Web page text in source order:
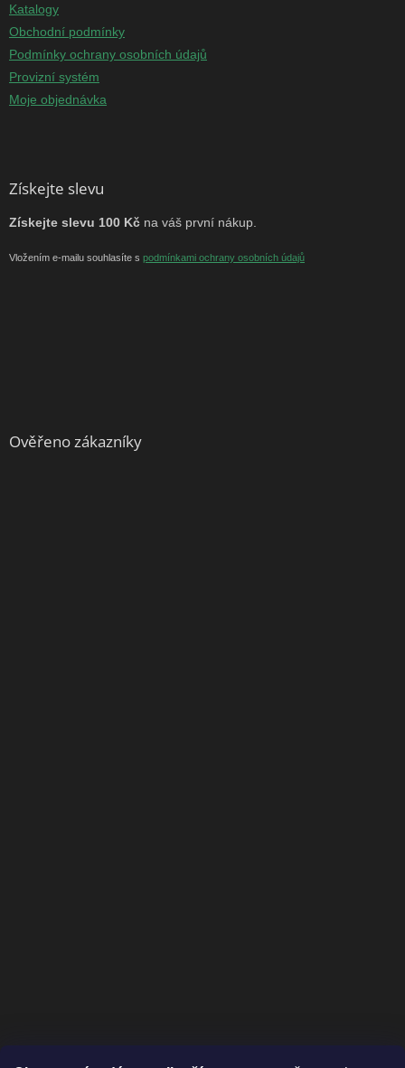
Katalogy
Obchodní podmínky
Podmínky ochrany osobních údajů
Provizní systém
Moje objednávka
Získejte slevu
Získejte slevu 100 Kč na váš první nákup.
Vložením e-mailu souhlasíte s podmínkami ochrany osobních údajů
Ověřeno zákazníky